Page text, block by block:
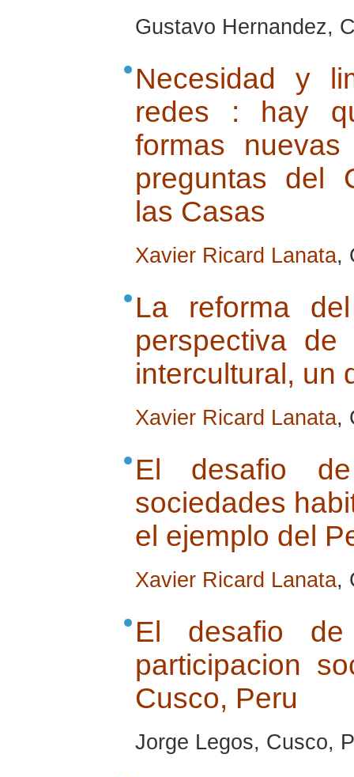
Gustavo Hernandez,
Necesidad y
redes : hay
formas
preguntas del
las Casas
Xavier Ricard Lanata,
La reforma
perspectiva
intercultural, un
Xavier Ricard Lanata,
El desafio
sociedades
el ejemplo del
Xavier Ricard Lanata,
El desafio
participacion
Cusco, Peru
Jorge Legos, Cusco,